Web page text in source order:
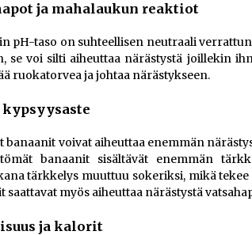
ja mahalaukun reaktiot
pH-taso on suhteellisen neutraali
se voi silti aiheuttaa närästystä joillekin
ruokatorvea ja johtaa närästykseen.
banaanit voivat aiheuttaa enemmän
banaanit sisältävät enemmän
tärkkelys muuttuu sokeriksi, mikä
saattavat myös aiheuttaa närästystä
ja kalorit